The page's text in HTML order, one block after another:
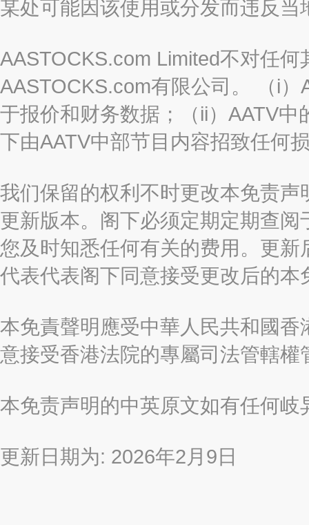
某处可能因该使用或分发而违反当
AASTOCKS.com Limited不对任
AASTOCKS.com有限公司。 （i
于报价和财务数据；（ii）AATV
下由AATV中部节目内容招致任何
我们保留的权利不时更改本免责
更新版本。阁下必须定期定期查
您及时知悉任何有关的费用。更
代表代表阁下同意接受更改后的本
本免責聲明應受中華人民共和國
意接受香港法院的專屬司法管轄權
本免责声明的中英原文如有任何
更新日期为: 2026年2月9日